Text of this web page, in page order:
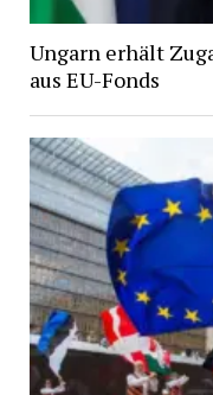
Ungarn erhält
aus EU-Fonds